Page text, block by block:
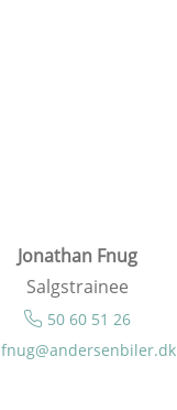
Jonathan Fnug
Salgstrainee
50 60 51 26
fnug@andersenbiler.dk